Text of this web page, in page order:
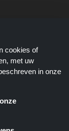
en kortingscodes
cookies of
met uw
in onze